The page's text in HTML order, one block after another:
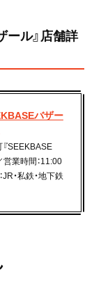
ール』店舗詳
バザー
SEEKBASE
業時間：11:00
・私鉄・地下鉄